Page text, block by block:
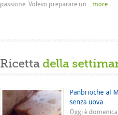
passione. Volevo preparare un ...more
Ricetta della
Panbrioche al
senza uova
Oggi è